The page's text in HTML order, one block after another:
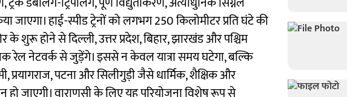
जाएगा। हाई-स्पीड ट्रेनों को लगभग 250 किलोमीटर प्रति घंटे की
शुरू होने से दिल्ली, उत्तर प्रदेश, बिहार, झारखंड और पश्चिम
नेटवर्क से जुड़ेंगे। इससे न केवल यात्रा समय घटेगा, बल्कि
प्रयागराज, पटना और सिलीगुड़ी जैसे धार्मिक, शैक्षिक और